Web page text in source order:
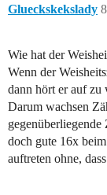
Glueckskekslady 8
Wie hat der
Wenn der
dann hört er auf zu
Darum wachsen
doch gute 16x
auftreten ohne,